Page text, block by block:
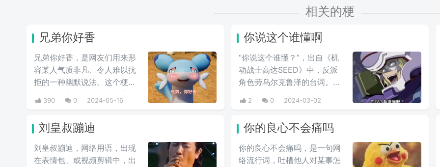
相关的梗
兄弟你好香
兄弟你好香，是网友们用来形
容某人气质非凡、令人难以抗
拒的一种幽默说法。这个梗最
空间上发布的一些两位男人深
情互动的表情包，此时这个梗
已经初具雏形。而后来随着
390 0 2024-05-16
你说这个谁懂啊
“你说这个谁懂？”，出自《机
动战士高达SEED》中，反派
角色劳乌尔克鲁泽的台词。在
出这句台词，非常具有新鲜
感。经常会在一些冗长难懂的
台词之后，有人引用这句话来
2 0 2024-03-02
刘皇叔蹦迪
刘皇叔蹦迪，网络用语，出现
在表情包、或视频剪辑中，出
你的良心不会痛吗
你的良心不会痛吗，是一句网
络流行词，吐槽他人对某事怎